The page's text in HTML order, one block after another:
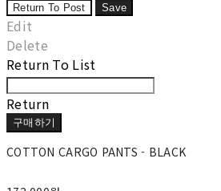
Return To Post Save
Edit
Delete
Return To List
Return
구매하기
COTTON CARGO PANTS - BLACK